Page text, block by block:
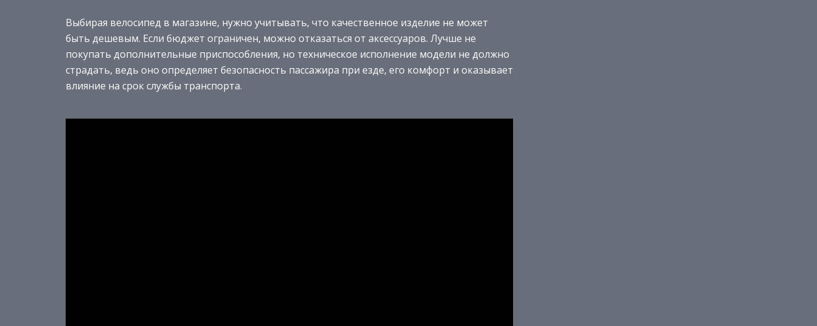
Выбирая велосипед в магазине, нужно учитывать, что качественное изделие не может
быть дешевым. Если бюджет ограничен, можно отказаться от аксессуаров. Лучше не
покупать дополнительные приспособления, но техническое исполнение модели не должно
страдать, ведь оно определяет безопасность пассажира при езде, его комфорт и оказывает
влияние на срок службы транспорта.